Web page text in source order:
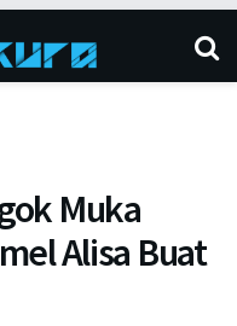
Muka
Alisa Buat